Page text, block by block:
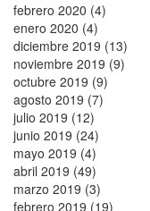
febrero 2020 (4)
enero 2020 (4)
diciembre 2019 (13)
noviembre 2019 (9)
octubre 2019 (9)
agosto 2019 (7)
julio 2019 (12)
junio 2019 (24)
mayo 2019 (4)
abril 2019 (49)
marzo 2019 (3)
febrero 2019 (19)